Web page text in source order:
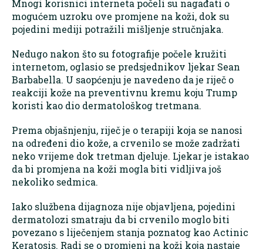
Mnogi korisnici interneta počeli su nagađati o
mogućem uzroku ove promjene na koži, dok su
pojedini mediji potražili mišljenje stručnjaka.
Nedugo nakon što su fotografije počele kružiti
internetom, oglasio se predsjednikov ljekar Sean
Barbabella. U saopćenju je navedeno da je riječ o
reakciji kože na preventivnu kremu koju Trump
koristi kao dio dermatološkog tretmana.
Prema objašnjenju, riječ je o terapiji koja se nanosi
na određeni dio kože, a crvenilo se može zadržati
neko vrijeme dok tretman djeluje. Ljekar je istakao
da bi promjena na koži mogla biti vidljiva još
nekoliko sedmica.
Iako službena dijagnoza nije objavljena, pojedini
dermatolozi smatraju da bi crvenilo moglo biti
povezano s liječenjem stanja poznatog kao Actinic
Keratosis. Radi se o promjeni na koži koja nastaje